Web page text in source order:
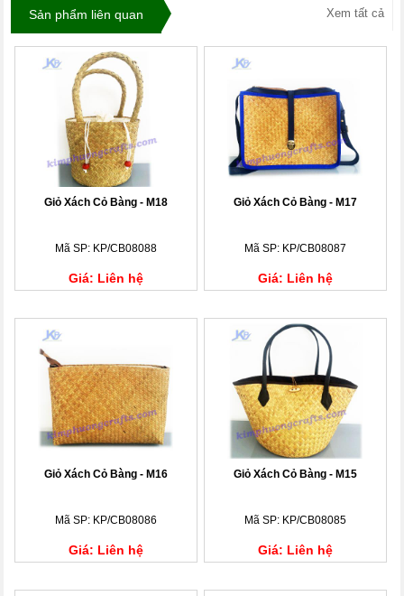
Sản phẩm liên quan Xem tất cả
Giỏ Xách Cỏ Bàng - M18
Mã SP: KP/CB08088
Giá: Liên hệ
Giỏ Xách Cỏ Bàng - M17
Mã SP: KP/CB08087
Giá: Liên hệ
Giỏ Xách Cỏ Bàng - M16
Mã SP: KP/CB08086
Giá: Liên hệ
Giỏ Xách Cỏ Bàng - M15
Mã SP: KP/CB08085
Giá: Liên hệ